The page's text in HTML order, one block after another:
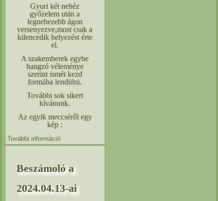
Gyuri két nehéz
győzelem után a
legnehezebb ágon
versenyezve,most csak a
kilencedik helyezést érte
el.
A szakemberek egybe
hangzó véleménye
szerint ismét kezd
formába lendülni.
További sok sikert
kívánunk.
Az egyik meccséről egy
kép :
További információ
sportcsarnokban megméretette magát a judo sportág
Beszámoló a
2024.04.13-ai